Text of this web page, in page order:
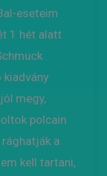
eseteim
1 hét alatt
kiadvány
megy,
polcain
a
kell tartani,